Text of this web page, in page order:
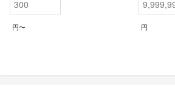
円〜 円